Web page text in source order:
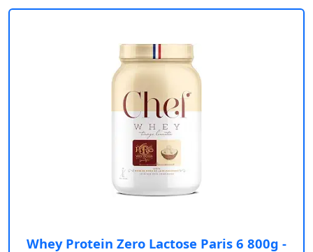
Whey Protein Zero Lactose Paris 6 800g -